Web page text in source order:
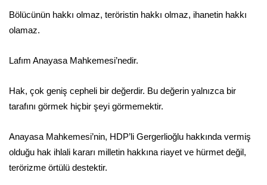
Bölücünün hakkı olmaz, teröristin hakkı olmaz, ihanetin hakkı
olamaz.
Lafım Anayasa Mahkemesi’nedir.
Hak, çok geniş cepheli bir değerdir. Bu değerin yalnızca bir
tarafını görmek hiçbir şeyi görmemektir.
Anayasa Mahkemesi’nin, HDP’li Gergerlioğlu hakkında vermiş
olduğu hak ihlali kararı milletin hakkına riayet ve hürmet değil,
terörizme örtülü destektir.